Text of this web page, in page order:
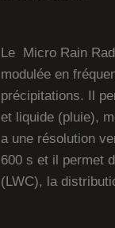
Le Micro Rain
modulée en
précipitations. Il
et liquide (pluie),
a une résolution
600 s et il permet
(LWC), la